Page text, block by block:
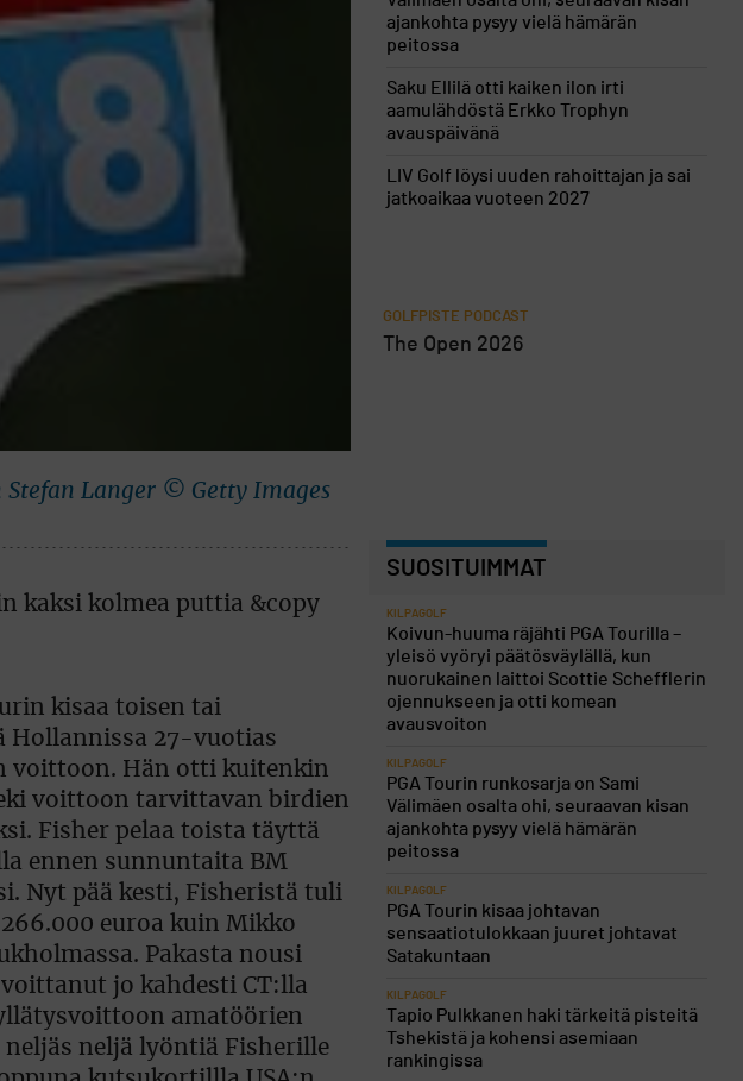
Langer © Getty Images
kisaa toisen tai
Hollannissa 27-vuotias
voittoon. Hän otti kuitenkin
voittoon tarvittavan birdien
Fisher pelaa toista täyttä
ennen sunnuntaita BM
Nyt pää kesti, Fisheristä tuli
euroa kuin Mikko
Pakasta nousi
jo kahdesti CT:lla
amatöörien
neljä lyöntiä Fisherille
ajankohta pysyy vielä hämärän
peitossa
Saku Ellilä otti kaiken ilon irti
aamulähdöstä Erkko Trophyn
avauspäivänä
LIV Golf löysi uuden rahoittajan ja sai
jatkoaikaa vuoteen 2027
GOLFPISTE PODCAST
The Open 2026
SUOSITUIMMAT
KILPAGOLF
Koivun-huuma räjähti PGA Tourilla –
yleisö vyöryi päätösväylällä, kun
nuorukainen laittoi Scottie Schefflerin
ojennukseen ja otti komean
avausvoiton
KILPAGOLF
PGA Tourin runkosarja on Sami
Välimäen osalta ohi, seuraavan kisan
ajankohta pysyy vielä hämärän
peitossa
KILPAGOLF
PGA Tourin kisaa johtavan
sensaatiotulokkaan juuret johtavat
Satakuntaan
KILPAGOLF
Tapio Pulkkanen haki tärkeitä pisteitä
Tshekistä ja kohensi asemiaan
rankingissa